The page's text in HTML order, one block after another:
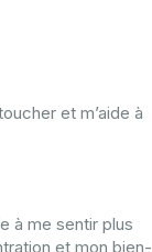
et m’aide à
à me sentir plus
et mon bien-